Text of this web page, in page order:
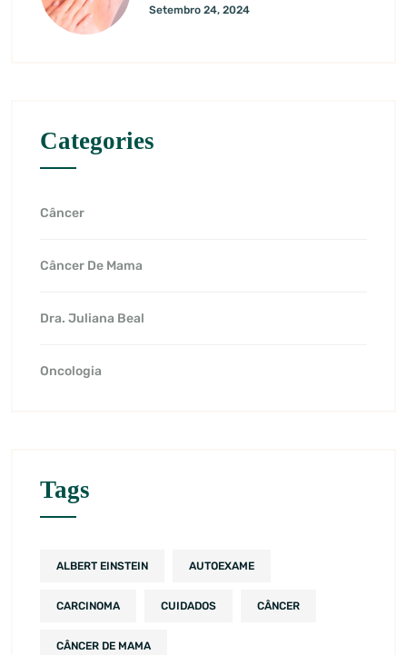
Setembro 24, 2024
Categories
Câncer
Câncer De Mama
Dra. Juliana Beal
Oncologia
Tags
ALBERT EINSTEIN AUTOEXAME
CARCINOMA CUIDADOS CÂNCER
CÂNCER DE MAMA